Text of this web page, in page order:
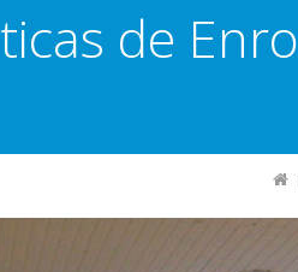
de